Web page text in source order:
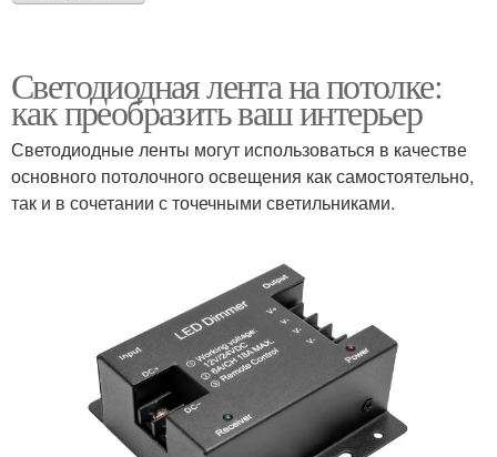
Светодиодная лента на потолке:
как преобразить ваш интерьер
Светодиодные ленты могут использоваться в качестве
основного потолочного освещения как самостоятельно,
так и в сочетании с точечными светильниками.